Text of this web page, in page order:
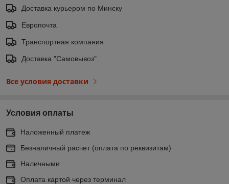
Доставка курьером по Минску
Европочта
Транспортная компания
Доставка "Самовывоз"
Все условия доставки
Условия оплаты
Наложенный платеж
Безналичный расчет (оплата по реквизитам)
Наличными
Оплата картой через терминал